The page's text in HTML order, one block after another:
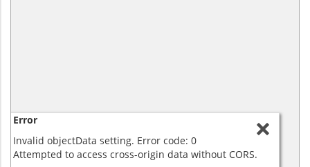
Error
Invalid objectData setting. Error code: 0
Attempted to access cross-origin data without CORS.